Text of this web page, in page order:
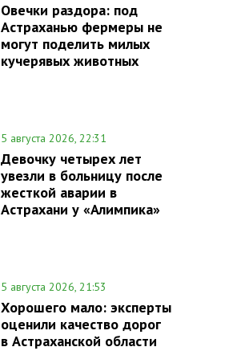
Овечки раздора: под
Астраханью фермеры не
могут поделить милых
кучерявых животных
5 августа 2026, 22:31
Девочку четырех лет
увезли в больницу после
жесткой аварии в
Астрахани у «Алимпика»
5 августа 2026, 21:53
Хорошего мало: эксперты
оценили качество дорог
в Астраханской области